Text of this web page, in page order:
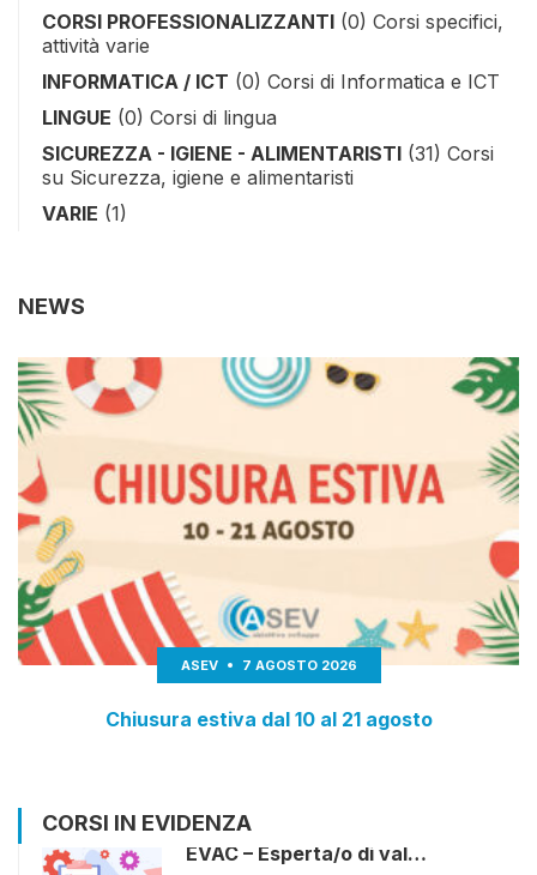
CORSI PROFESSIONALIZZANTI (0) Corsi specifici,
attività varie
INFORMATICA / ICT (0) Corsi di Informatica e ICT
LINGUE (0) Corsi di lingua
SICUREZZA - IGIENE - ALIMENTARISTI (31) Corsi
su Sicurezza, igiene e alimentaristi
VARIE (1)
NEWS
ASEV 7 AGOSTO 2026
Chiusura estiva dal 10 al 21 agosto
CORSI IN EVIDENZA
EVAC – Esperta/o di val…